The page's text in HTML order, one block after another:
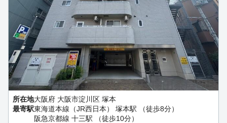
所在地大阪府 大阪市淀川区 塚本
最寄駅東海道本線（JR西日本） 塚本駅 （徒歩8分）
阪急京都線 十三駅 （徒歩10分）